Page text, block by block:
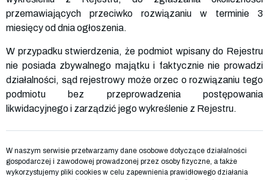
przemawiających przeciwko rozwiązaniu w terminie 3
miesięcy od dnia ogłoszenia.
W przypadku stwierdzenia, że podmiot wpisany do Rejestru
nie posiada zbywalnego majątku i faktycznie nie prowadzi
działalności, sąd rejestrowy może orzec o rozwiązaniu tego
podmiotu bez przeprowadzenia postępowania
likwidacyjnego i zarządzić jego wykreślenie z Rejestru.
W naszym serwisie przetwarzamy dane osobowe dotyczące działalności
gospodarczej i zawodowej prowadzonej przez osoby fizyczne, a także
wykorzystujemy pliki cookies w celu zapewnienia prawidłowego działania